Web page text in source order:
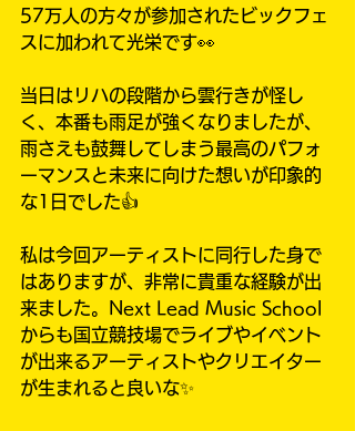
57万人の方々が参加されたビックフェ
スに加われて光栄です👀
当日はリハの段階から雲行きが怪し
く、本番も雨足が強くなりましたが、
雨さえも鼓舞してしまう最高のパフォ
ーマンスと未来に向けた想いが印象的
な1日でした👍
私は今回アーティストに同行した身で
はありますが、非常に貴重な経験が出
来ました。Next Lead Music School
からも国立競技場でライブやイベント
が出来るアーティストやクリエイター
が生まれると良いな✨